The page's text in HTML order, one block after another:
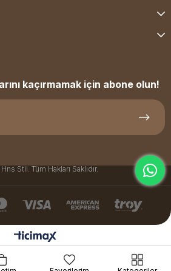
kaçırmamak için abone olun!
Stil. Tüm Hakları Saklıdır.